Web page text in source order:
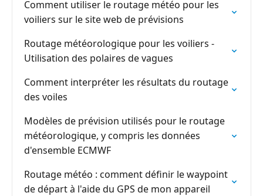
Comment utiliser le routage météo pour les
voiliers sur le site web de prévisions
Routage météorologique pour les voiliers -
Utilisation des polaires de vagues
Comment interpréter les résultats du routage
des voiles
Modèles de prévision utilisés pour le routage
météorologique, y compris les données
d'ensemble ECMWF
Routage météo : comment définir le waypoint
de départ à l'aide du GPS de mon appareil